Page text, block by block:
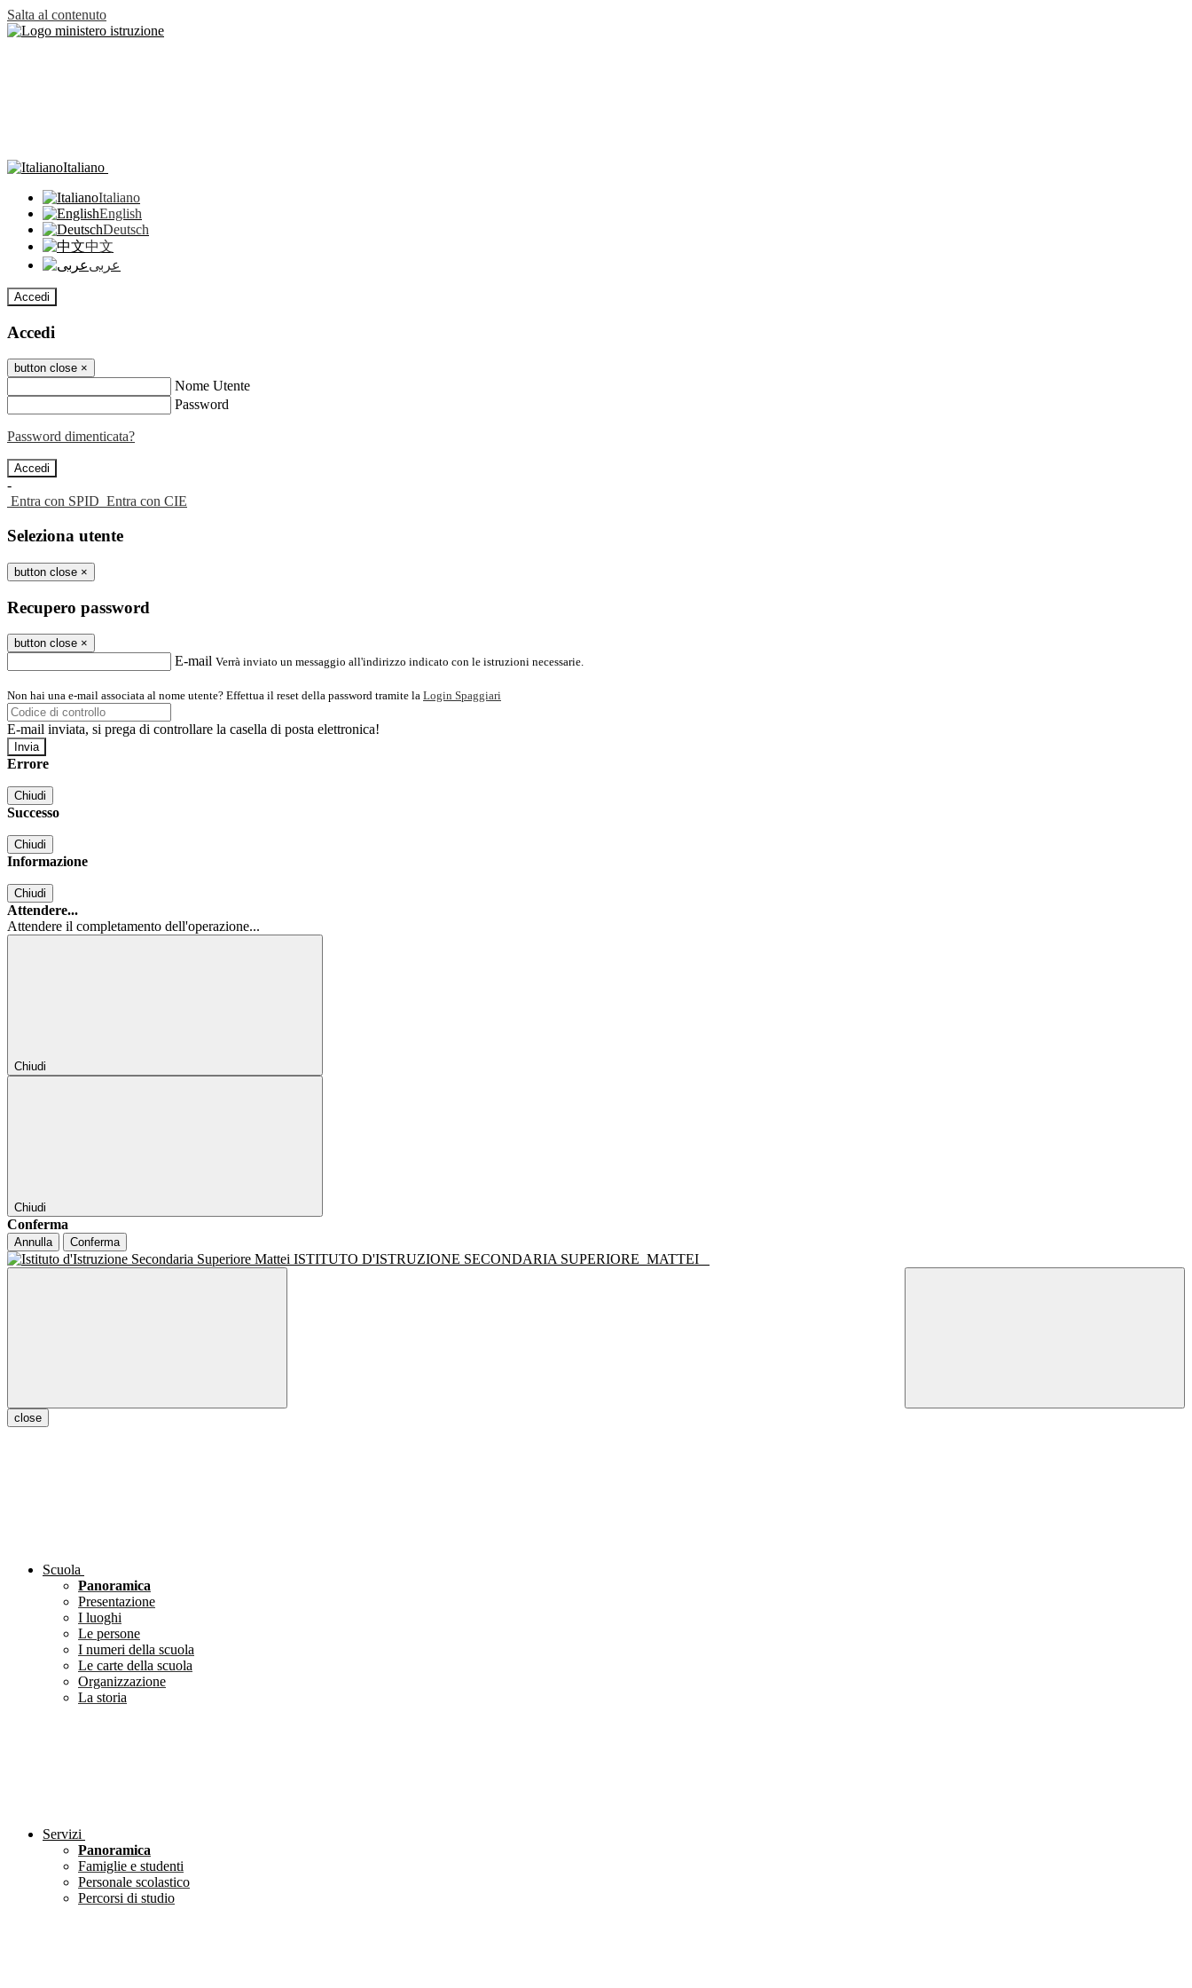
Salta al contenuto
Italiano
Italiano
English
Deutsch
中文
عربى
Accedi
Accedi
button close ×
Nome Utente
Password
Password dimenticata?
-
Entra con SPID Entra con CIE
Seleziona utente
button close ×
Recupero password
button close ×
E-mail Verrà inviato un messaggio all'indirizzo indicato con le istruzioni necessarie.
Non hai una e-mail associata al nome utente? Effettua il reset della password tramite la Login Spaggiari
E-mail inviata, si prega di controllare la casella di posta elettronica!
Errore
Chiudi
Successo
Chiudi
Informazione
Chiudi
Attendere...
Attendere il completamento dell'operazione...
Chiudi
Chiudi
Conferma
Annulla Conferma
ISTITUTO D'ISTRUZIONE SECONDARIA SUPERIORE MATTEI
close
Scuola
Panoramica
Presentazione
I luoghi
Le persone
I numeri della scuola
Le carte della scuola
Organizzazione
La storia
Servizi
Panoramica
Famiglie e studenti
Personale scolastico
Percorsi di studio